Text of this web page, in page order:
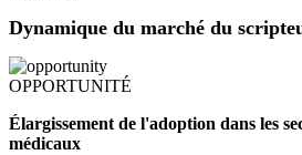
Dynamique du marché du
OPPORTUNITÉ
Élargissement de l'adoption dans les
médicaux